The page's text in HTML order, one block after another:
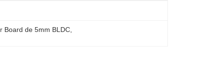
Board de 5mm BLDC